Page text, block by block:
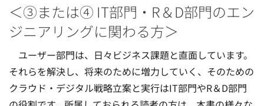
＜③または④ IT部門・R＆D部門のエン
ジニアリングに関わる方＞
ユーザー部門は、日々ビジネス課題と直面しています。
それらを解決し、将来のために増力していく、そのための
クラウド・デジタル戦略立案と実行はIT部門やR＆D部門